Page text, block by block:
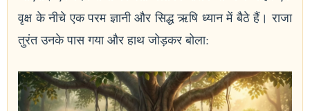
वृक्ष के नीचे एक परम ज्ञानी और सिद्ध ऋषि ध्यान में बैठे हैं। राजा
तुरंत उनके पास गया और हाथ जोड़कर बोला: